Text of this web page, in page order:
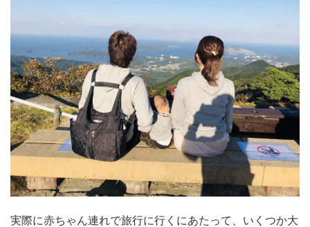
実際に赤ちゃん連れで旅行に行くにあたって、いくつか大